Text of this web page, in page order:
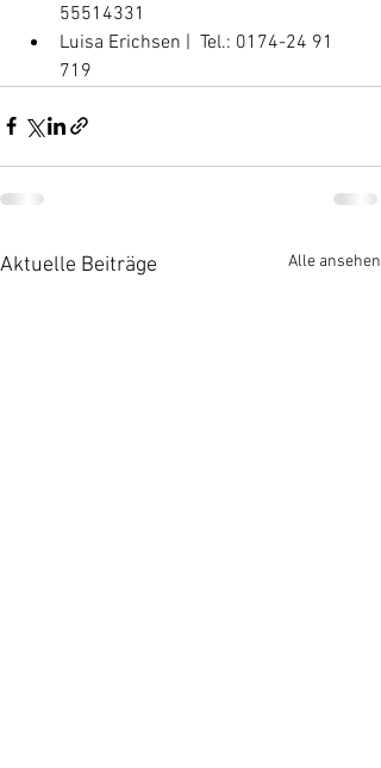
55514331
Luisa Erichsen |  Tel.: 0174-24 91
719
Aktuelle Beiträge Alle ansehen